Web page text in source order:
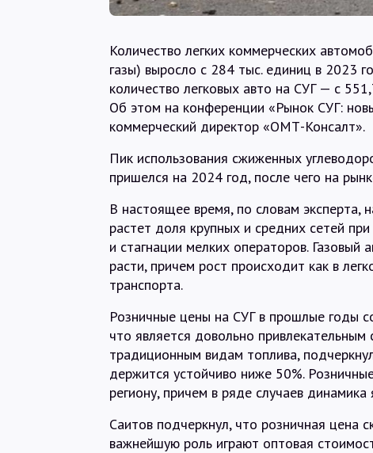
Количество легких коммерческих
газы) выросло с 284 тыс. единиц в 2023
количество легковых авто на СУГ — с
Об этом на конференции «Рынок СУГ:
коммерческий директор «ОМТ-Консалт».
Пик использования сжиженных
пришелся на 2024 год, после чего на
В настоящее время, по словам эксперта,
растет доля крупных и средних сетей
и стагнации мелких операторов.
расти, причем рост происходит как в
транспорта.
Розничные цены на СУГ в прошлые годы
что является довольно
традиционным видам топлива,
держится устойчиво ниже 50%.
региону, причем в ряде случаев
Саитов подчеркнул, что розничная цена
важнейшую роль играют оптовая